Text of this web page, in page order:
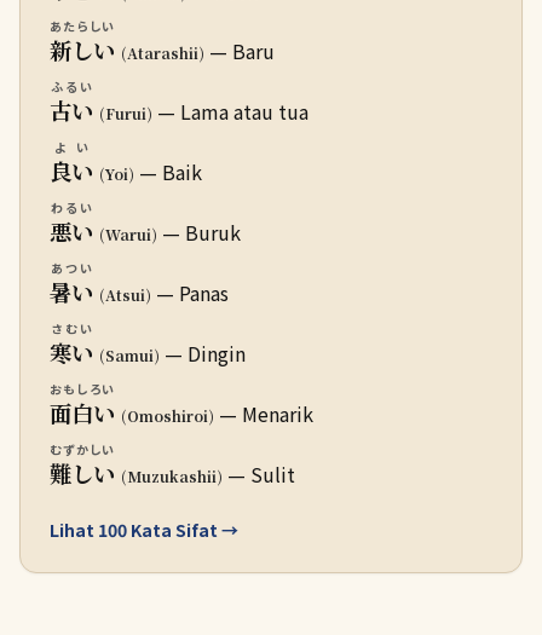
新しい
あたらしい
(Atarashii) — Baru
古い
ふるい
(Furui) — Lama atau tua
良い
よい
(Yoi) — Baik
悪い
わるい
(Warui) — Buruk
暑い
あつい
(Atsui) — Panas
寒い
さむい
(Samui) — Dingin
面白い
おもしろい
(Omoshiroi) — Menarik
難しい
むずかしい
(Muzukashii) — Sulit
Lihat 100 Kata Sifat →